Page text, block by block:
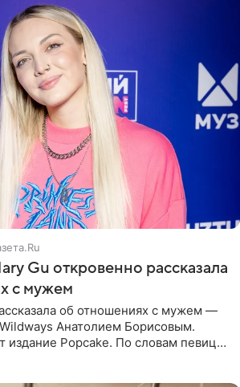
Gu откровенно рассказала
с мужем
об отношениях с мужем —
Анатолием Борисовым.
издание Popcake. По словам певицы,